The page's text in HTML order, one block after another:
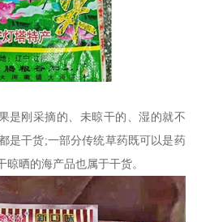
是刚采摘的、未晾干的、湿的就不
是干货;一部分传统草药既可以是药
晒的海产品也属于干货。